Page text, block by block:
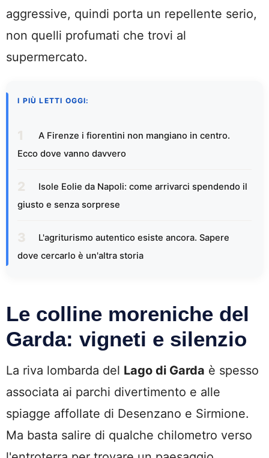
aggressive, quindi porta un repellente serio,
non quelli profumati che trovi al
supermercato.
I PIÙ LETTI OGGI:
A Firenze i fiorentini non mangiano in centro.
Ecco dove vanno davvero
Isole Eolie da Napoli: come arrivarci spendendo il
giusto e senza sorprese
L'agriturismo autentico esiste ancora. Sapere
dove cercarlo è un'altra storia
Le colline moreniche del
Garda: vigneti e silenzio
La riva lombarda del Lago di Garda è spesso
associata ai parchi divertimento e alle
spiagge affollate di Desenzano e Sirmione.
Ma basta salire di qualche chilometro verso